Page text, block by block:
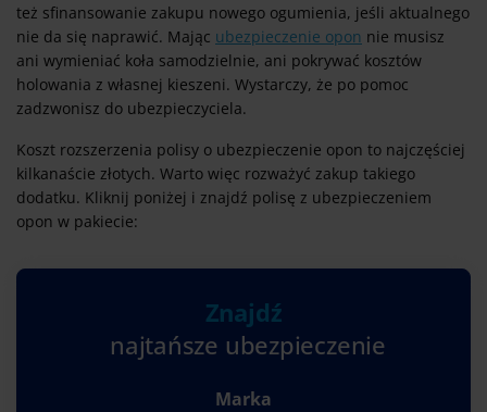
też sfinansowanie zakupu nowego ogumienia, jeśli aktualnego
nie da się naprawić. Mając ubezpieczenie opon nie musisz
ani wymieniać koła samodzielnie, ani pokrywać kosztów
holowania z własnej kieszeni. Wystarczy, że po pomoc
zadzwonisz do ubezpieczyciela.
Koszt rozszerzenia polisy o ubezpieczenie opon to najczęściej
kilkanaście złotych. Warto więc rozważyć zakup takiego
dodatku. Kliknij poniżej i znajdź polisę z ubezpieczeniem
opon w pakiecie:
Znajdź
najtańsze ubezpieczenie
Marka